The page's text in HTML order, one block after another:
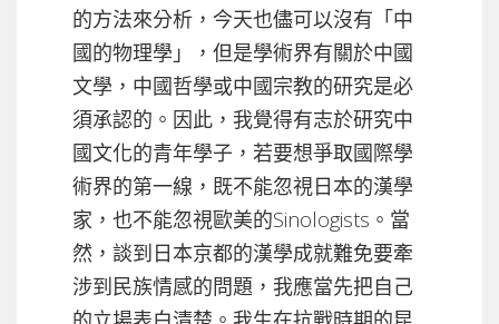
的方法來分析，今天也儘可以沒有「中
國的物理學」，但是學術界有關於中國
文學，中國哲學或中國宗教的研究是必
須承認的。因此，我覺得有志於研究中
國文化的青年學子，若要想爭取國際學
術界的第一線，既不能忽視日本的漢學
家，也不能忽視歐美的Sinologists。當
然，談到日本京都的漢學成就難免要牽
涉到民族情感的問題，我應當先把自己